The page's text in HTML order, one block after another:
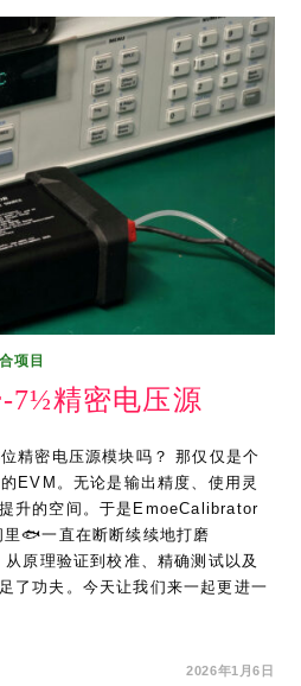
项目
7½精密电压源
精密电压源模块吗？ 那仅仅是个
EVM。无论是输出精度、使用灵
升的空间。于是EmoeCalibrator
🐟一直在断断续续地打磨
原理验证到校准、精确测试以及
了功夫。今天让我们来一起更进一
2026年1月6日